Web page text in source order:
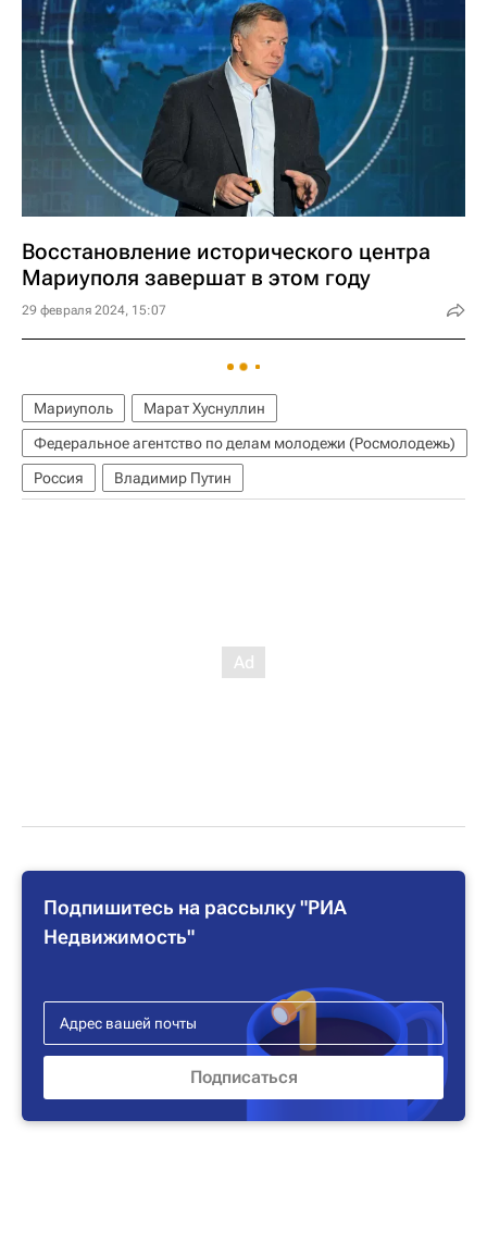
Восстановление исторического центра
Мариуполя завершат в этом году
29 февраля 2024, 15:07
Мариуполь
Марат Хуснуллин
Федеральное агентство по делам молодежи (Росмолодежь)
Россия
Владимир Путин
Подпишитесь на рассылку "РИА
Недвижимость"